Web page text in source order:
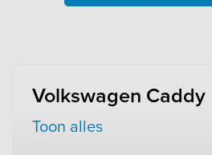
Volkswagen Caddy
Toon alles